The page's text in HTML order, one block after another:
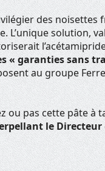
des
L’unique solution,
« garanties sans
au groupe
ou pas cette pâte à
le Directeur